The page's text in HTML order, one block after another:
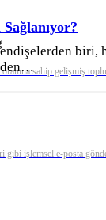
sahip gelişmiş
işlemsel e-posta
biri,